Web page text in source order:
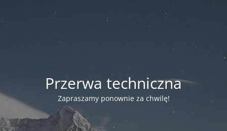
Przerwa techniczna
Zapraszamy ponownie za chwilę!